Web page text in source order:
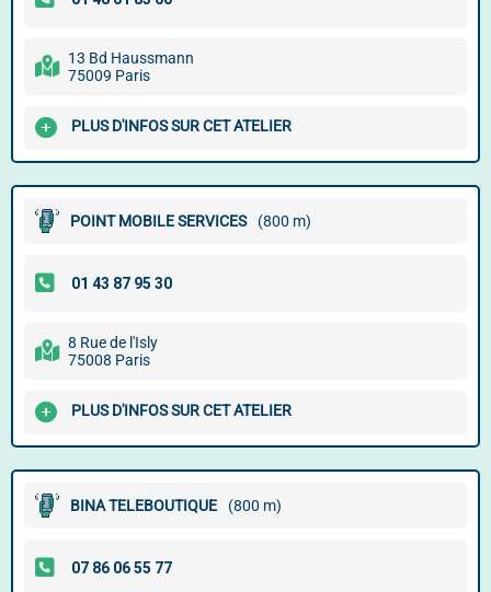
13 Bd Haussmann
75009 Paris
PLUS D'INFOS SUR CET ATELIER
POINT MOBILE SERVICES (800 m)
8 Rue de l'Isly
75008 Paris
PLUS D'INFOS SUR CET ATELIER
BINA TELEBOUTIQUE (800 m)